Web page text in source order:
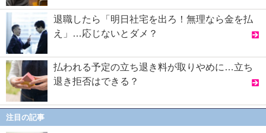
退職したら「明日社宅を出ろ！無理なら金を払
え」…応じないとダメ？
払われる予定の立ち退き料が取りやめに…立ち
退き拒否はできる？
注目の記事